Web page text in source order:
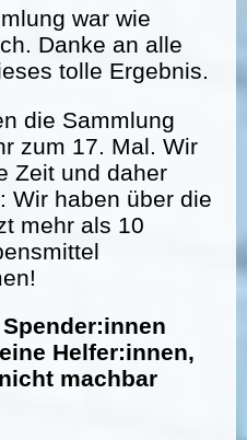
war wie
Danke an alle
tolle Ergebnis.
die Sammlung
zum 17. Mal. Wir
Zeit und daher
Wir haben über die
mehr als 10
Helfer:innen,
machbar